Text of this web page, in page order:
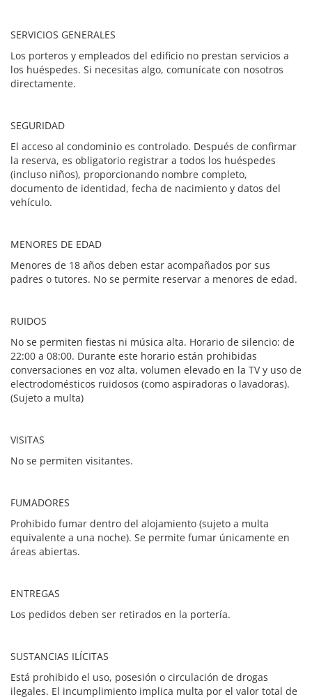
SERVICIOS GENERALES
Los porteros y empleados del edificio no prestan servicios a
los huéspedes. Si necesitas algo, comunícate con nosotros
directamente.
SEGURIDAD
El acceso al condominio es controlado. Después de confirmar
la reserva, es obligatorio registrar a todos los huéspedes
(incluso niños), proporcionando nombre completo,
documento de identidad, fecha de nacimiento y datos del
vehículo.
MENORES DE EDAD
Menores de 18 años deben estar acompañados por sus
padres o tutores. No se permite reservar a menores de edad.
RUIDOS
No se permiten fiestas ni música alta. Horario de silencio: de
22:00 a 08:00. Durante este horario están prohibidas
conversaciones en voz alta, volumen elevado en la TV y uso de
electrodomésticos ruidosos (como aspiradoras o lavadoras).
(Sujeto a multa)
VISITAS
No se permiten visitantes.
FUMADORES
Prohibido fumar dentro del alojamiento (sujeto a multa
equivalente a una noche). Se permite fumar únicamente en
áreas abiertas.
ENTREGAS
Los pedidos deben ser retirados en la portería.
SUSTANCIAS ILÍCITAS
Está prohibido el uso, posesión o circulación de drogas
ilegales. El incumplimiento implica multa por el valor total de